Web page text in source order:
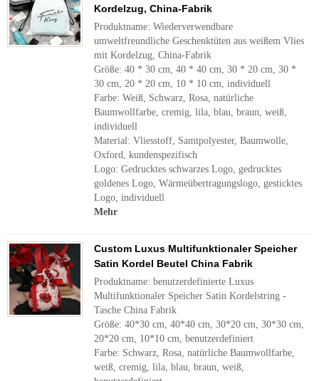
Kordelzug, China-Fabrik
Produktname: Wiederverwendbare
umweltfreundliche Geschenktüten aus weißem Vlies
mit Kordelzug, China-Fabrik
Größe: 40 * 30 cm, 40 * 40 cm, 30 * 20 cm, 30 *
30 cm, 20 * 20 cm, 10 * 10 cm, individuell
Farbe: Weiß, Schwarz, Rosa, natürliche
Baumwollfarbe, cremig, lila, blau, braun, weiß,
individuell
Material: Vliesstoff, Samtpolyester, Baumwolle,
Oxford, kundenspezifisch
Logo: Gedrucktes schwarzes Logo, gedrucktes
goldenes Logo, Wärmeübertragungslogo, gesticktes
Logo, individuell
Mehr
Custom Luxus Multifunktionaler Speicher
Satin Kordel Beutel China Fabrik
Produktname: benutzerdefinierte Luxus
Multifunktionaler Speicher Satin Kordelstring -
Tasche China Fabrik
Größe: 40*30 cm, 40*40 cm, 30*20 cm, 30*30 cm,
20*20 cm, 10*10 cm, benutzerdefiniert
Farbe: Schwarz, Rosa, natürliche Baumwollfarbe,
weiß, cremig, lila, blau, braun, weiß,